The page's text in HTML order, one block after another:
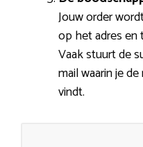
Jouw order
op het adres en
Vaak stuurt de
mail waarin je
vindt.